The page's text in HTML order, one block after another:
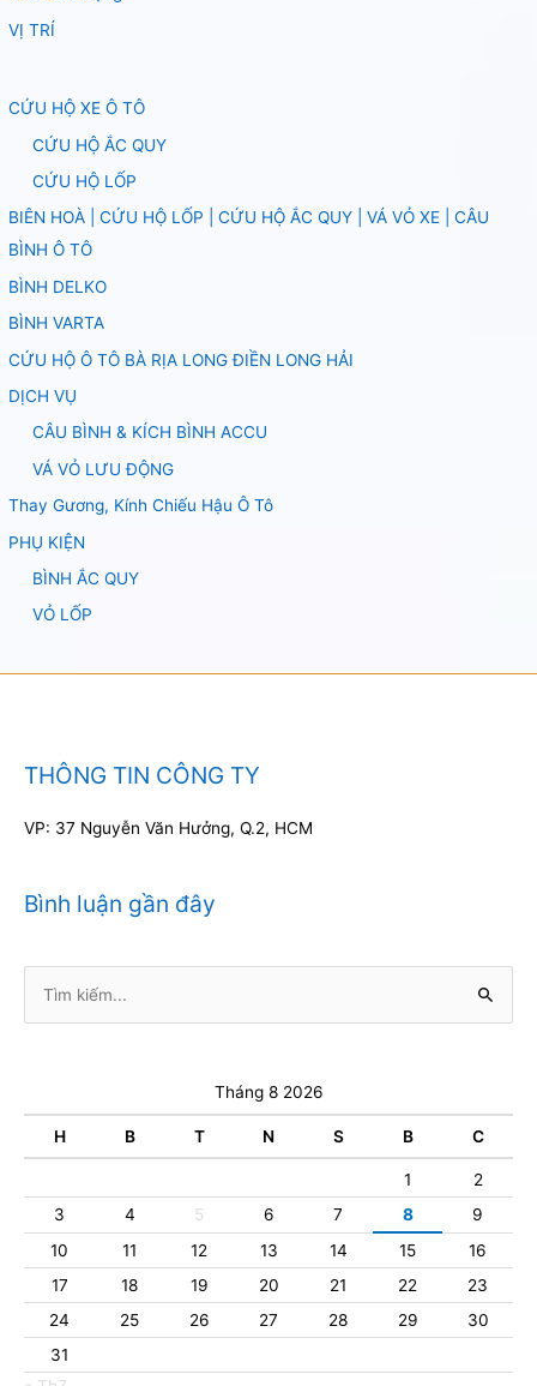
VỊ TRÍ
CỨU HỘ XE Ô TÔ
CỨU HỘ ẮC QUY
CỨU HỘ LỐP
BIÊN HOÀ | CỨU HỘ LỐP | CỨU HỘ ẮC QUY | VÁ VỎ XE | CÂU
BÌNH Ô TÔ
BÌNH DELKO
BÌNH VARTA
CỨU HỘ Ô TÔ BÀ RỊA LONG ĐIỀN LONG HẢI
DỊCH VỤ
CÂU BÌNH & KÍCH BÌNH ACCU
VÁ VỎ LƯU ĐỘNG
Thay Gương, Kính Chiếu Hậu Ô Tô
PHỤ KIỆN
BÌNH ẮC QUY
VỎ LỐP
THÔNG TIN CÔNG TY
VP: 37 Nguyễn Văn Hưởng, Q.2, HCM
Bình luận gần đây
kiếm:
Tháng 8 2026
H B T N S B C
1
2
3
4 5 6 7 8
9
10
11 12 13 14 15
16
17
18 19 20 21 22
23
24
25 26 27 28 29
30
31